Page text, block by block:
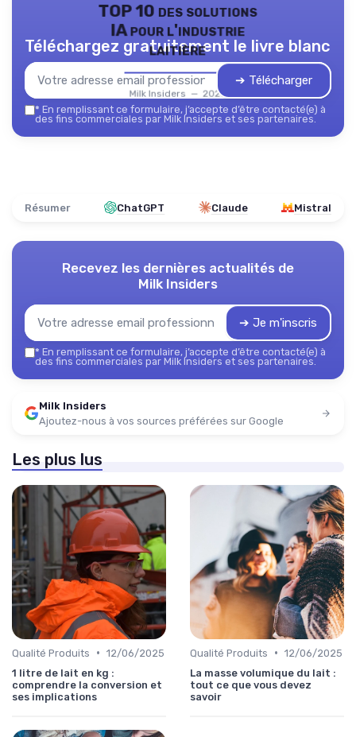
TOP 10 des solutions
IA pour l'industrie
laitière
Milk Insiders — 2026
Téléchargez gratuitement le livre blanc
➔ Télécharger
* En remplissant ce formulaire, j’accepte d’être contacté(e) à
des fins commerciales par Milk Insiders et ses partenaires.
Résumer ChatGPT Claude Mistral
Recevez les dernières actualités de
Milk Insiders
➔ Je m'inscris
* En remplissant ce formulaire, j’accepte d’être contacté(e) à
des fins commerciales par Milk Insiders et ses partenaires.
Milk Insiders
Ajoutez-nous à vos sources préférées sur Google
Les plus lus
Qualité Produits • 12/06/2025
1 litre de lait en kg :
comprendre la conversion et
ses implications
Qualité Produits • 12/06/2025
La masse volumique du lait :
tout ce que vous devez
savoir